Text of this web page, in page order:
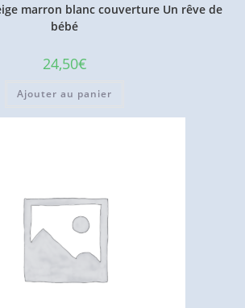
marron blanc couverture Un rêve de
bébé
24,50€
Ajouter au panier